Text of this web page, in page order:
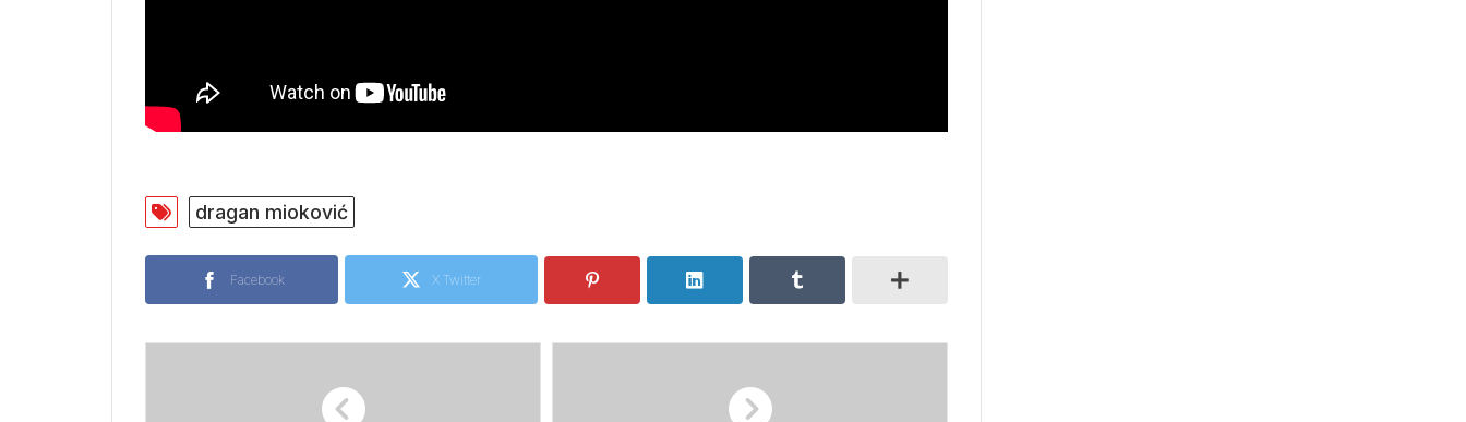
dragan mioković
Facebook X Twitter